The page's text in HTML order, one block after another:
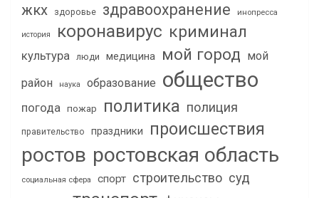
жкх здоровье здравоохранение инопресса
история коронавирус криминал
культура люди медицина мой город мой
район
наука образование общество
погода пожар политика полиция
правительство праздники происшествия
ростов ростовская область
социальная сфера спорт строительство суд